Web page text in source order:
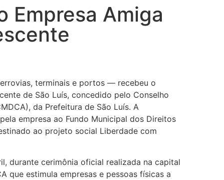
Empresa Amiga
terminais e portos — recebeu o
de São Luís, concedido pelo Conselho
da Prefeitura de São Luís. A
empresa ao Fundo Municipal dos Direitos
ao projeto social Liberdade com
durante cerimônia oficial realizada na capital
que estimula empresas e pessoas físicas a